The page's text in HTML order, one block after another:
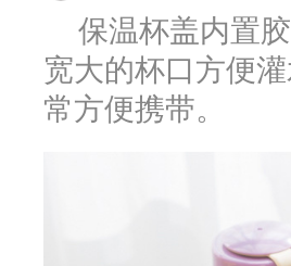
保温杯盖内置
宽大的杯口方便
常方便携带。